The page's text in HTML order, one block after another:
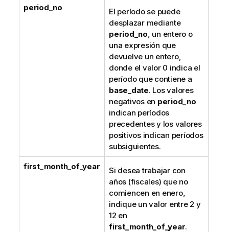
period_no
El período se puede
desplazar mediante
period_no, un entero o
una expresión que
devuelve un entero,
donde el valor 0 indica el
período que contiene a
base_date. Los valores
negativos en period_no
indican períodos
precedentes y los valores
positivos indican períodos
subsiguientes.
first_month_of_year
Si desea trabajar con
años (fiscales) que no
comiencen en enero,
indique un valor entre 2 y
12 en
first_month_of_year.